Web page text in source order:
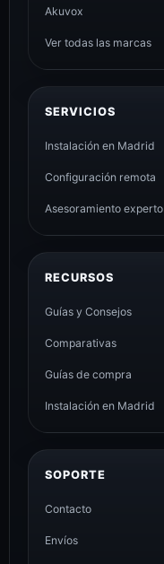
Akuvox
Ver todas las marcas
SERVICIOS
Instalación en Madrid
Configuración remota
Asesoramiento experto
RECURSOS
Guías y Consejos
Comparativas
Guías de compra
Instalación en Madrid
SOPORTE
Contacto
Envíos